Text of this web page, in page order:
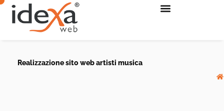
Realizzazione sito web artisti musica